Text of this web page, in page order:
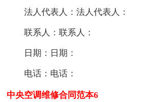
法人代表人：法人代表人：
联系人：联系人：
日期：日期：
电话：电话：
中央空调维修合同范本6